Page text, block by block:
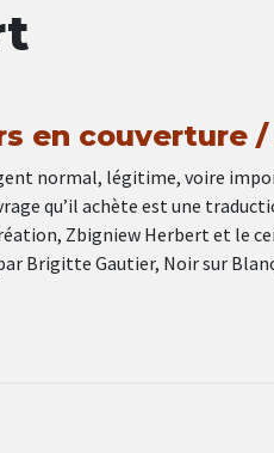
en couverture
normal, légitime, voire
qu’il achète est une
Zbigniew Herbert et le
Brigitte Gautier, Noir sur